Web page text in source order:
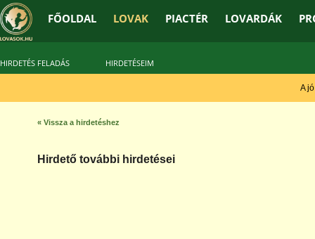
FŐOLDAL LOVAK PIACTÉR LOVARDÁK
HIRDETÉS FELADÁS HIRDETÉSEIM
A
« Vissza a hirdetéshez
Hirdető további hirdetései